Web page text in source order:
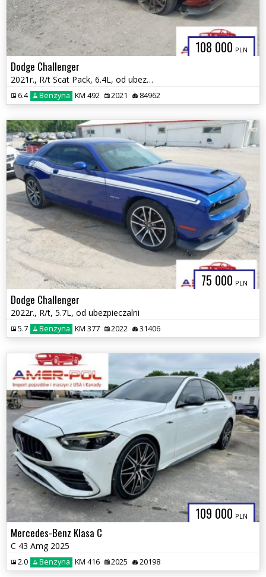
108 000 PLN
Dodge Challenger
2021r., R/t Scat Pack, 6.4L, od ubezpieczalni
6.4 Benzyna KM 492 2021 84962
75 000 PLN
Dodge Challenger
2022r., R/t, 5.7L, od ubezpieczalni
5.7 Benzyna KM 377 2022 31406
109 000 PLN
Mercedes-Benz Klasa C
C 43 Amg 2025
2.0 Benzyna KM 416 2025 20198